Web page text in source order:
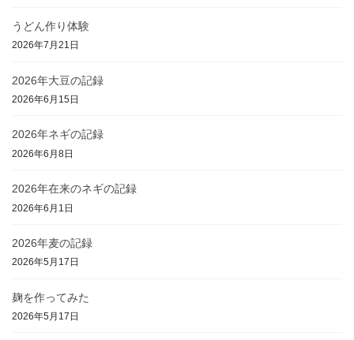
うどん作り体験
2026年7月21日
2026年大豆の記録
2026年6月15日
2026年ネギの記録
2026年6月8日
2026年在来のネギの記録
2026年6月1日
2026年麦の記録
2026年5月17日
麹を作ってみた
2026年5月17日